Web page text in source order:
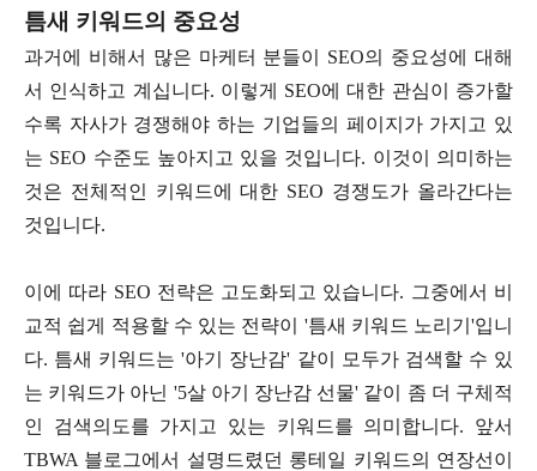
틈새 키워드의 중요성
과거에 비해서 많은 마케터 분들이 SEO의 중요성에 대해
서 인식하고 계십니다. 이렇게 SEO에 대한 관심이 증가할
수록 자사가 경쟁해야 하는 기업들의 페이지가 가지고 있
는 SEO 수준도 높아지고 있을 것입니다. 이것이 의미하는
것은 전체적인 키워드에 대한 SEO 경쟁도가 올라간다는
것입니다.
이에 따라 SEO 전략은 고도화되고 있습니다. 그중에서 비
교적 쉽게 적용할 수 있는 전략이 '틈새 키워드 노리기'입니
다. 틈새 키워드는 '아기 장난감' 같이 모두가 검색할 수 있
는 키워드가 아닌 '5살 아기 장난감 선물' 같이 좀 더 구체적
인 검색의도를 가지고 있는 키워드를 의미합니다. 앞서
TBWA 블로그에서 설명드렸던 롱테일 키워드의 연장선이